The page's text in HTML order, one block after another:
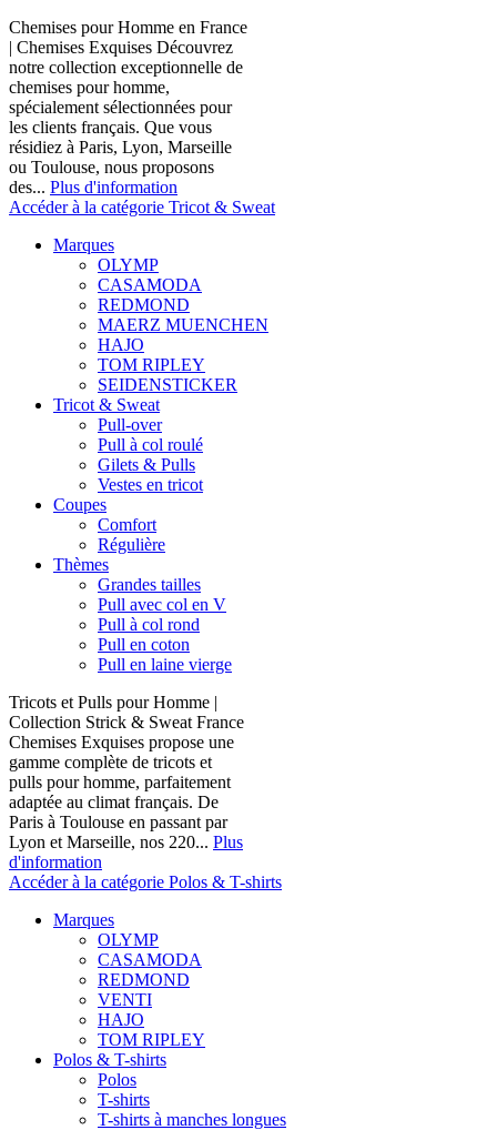
Chemises pour Homme en France
| Chemises Exquises Découvrez
notre collection exceptionnelle de
chemises pour homme,
spécialement sélectionnées pour
les clients français. Que vous
résidiez à Paris, Lyon, Marseille
ou Toulouse, nous proposons
des... Plus d'information
Accéder à la catégorie Tricot & Sweat
Marques
OLYMP
CASAMODA
REDMOND
MAERZ MUENCHEN
HAJO
TOM RIPLEY
SEIDENSTICKER
Tricot & Sweat
Pull-over
Pull à col roulé
Gilets & Pulls
Vestes en tricot
Coupes
Comfort
Régulière
Thèmes
Grandes tailles
Pull avec col en V
Pull à col rond
Pull en coton
Pull en laine vierge
Tricots et Pulls pour Homme |
Collection Strick & Sweat France
Chemises Exquises propose une
gamme complète de tricots et
pulls pour homme, parfaitement
adaptée au climat français. De
Paris à Toulouse en passant par
Lyon et Marseille, nos 220... Plus
d'information
Accéder à la catégorie Polos & T-shirts
Marques
OLYMP
CASAMODA
REDMOND
VENTI
HAJO
TOM RIPLEY
Polos & T-shirts
Polos
T-shirts
T-shirts à manches longues